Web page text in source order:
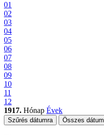
01
02
03
04
05
06
07
08
09
10
11
12
1917. Hónap Évek
Szűrés dátumra Összes dátum